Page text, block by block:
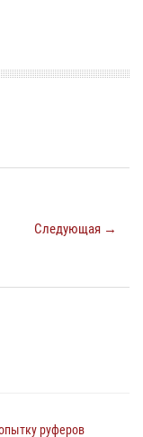
Следующая →
руферов